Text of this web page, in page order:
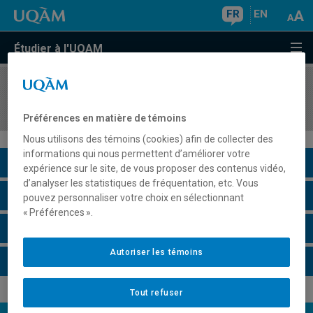
FR EN
Étudier à l'UQAM
COURS//
Description du cours
Horaire - Été 2026
Préférences en matière de témoins
Nous utilisons des témoins (cookies) afin de collecter des
informations qui nous permettent d’améliorer votre
expérience sur le site, de vous proposer des contenus vidéo,
d’analyser les statistiques de fréquentation, etc. Vous
pouvez personnaliser votre choix en sélectionnant
« Préférences ».
Tout refuser
Autoriser les témoins